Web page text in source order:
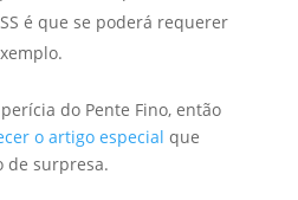
é que se poderá requerer
do Pente Fino, então
o artigo especial que
de surpresa.